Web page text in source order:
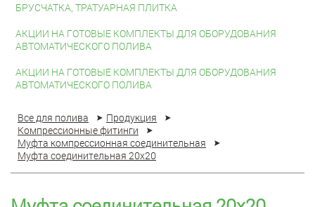
БРУСЧАТКА, ТРАТУАРНАЯ ПЛИТКА
АКЦИИ НА ГОТОВЫЕ КОМПЛЕКТЫ ДЛЯ ОБОРУДОВАНИЯ
АВТОМАТИЧЕСКОГО ПОЛИВА
АКЦИИ НА ГОТОВЫЕ КОМПЛЕКТЫ ДЛЯ ОБОРУДОВАНИЯ
АВТОМАТИЧЕСКОГО ПОЛИВА
Все для полива
Продукция
Компрессионные фитинги
Муфта компрессионная соединительная
Муфта соединительная 20x20